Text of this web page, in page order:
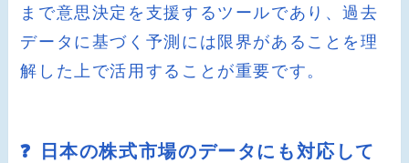
まで意思決定を支援するツールであり、過去
データに基づく予測には限界があることを理
解した上で活用することが重要です。
❓ 日本の株式市場のデータにも対応して